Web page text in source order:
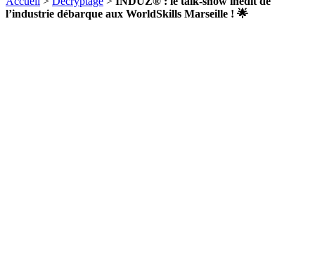
l’industrie débarque aux WorldSkills Marseille ! 🌟